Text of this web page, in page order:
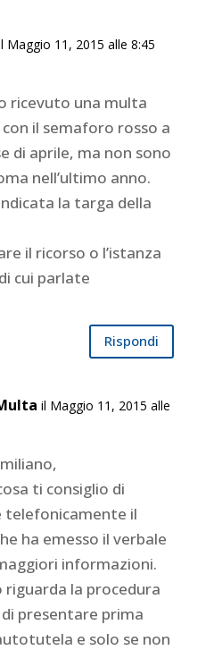
Maggio 11, 2015 alle 8:45
ricevuto una multa
il semaforo rosso a
di aprile, ma non sono
nell’ultimo anno.
la targa della
il ricorso o l’istanza
cui parlate
Rispondi
il Maggio 11, 2015 alle
ti consiglio di
il
ha emesso il verbale
informazioni.
riguarda la procedura
presentare prima
e solo se non